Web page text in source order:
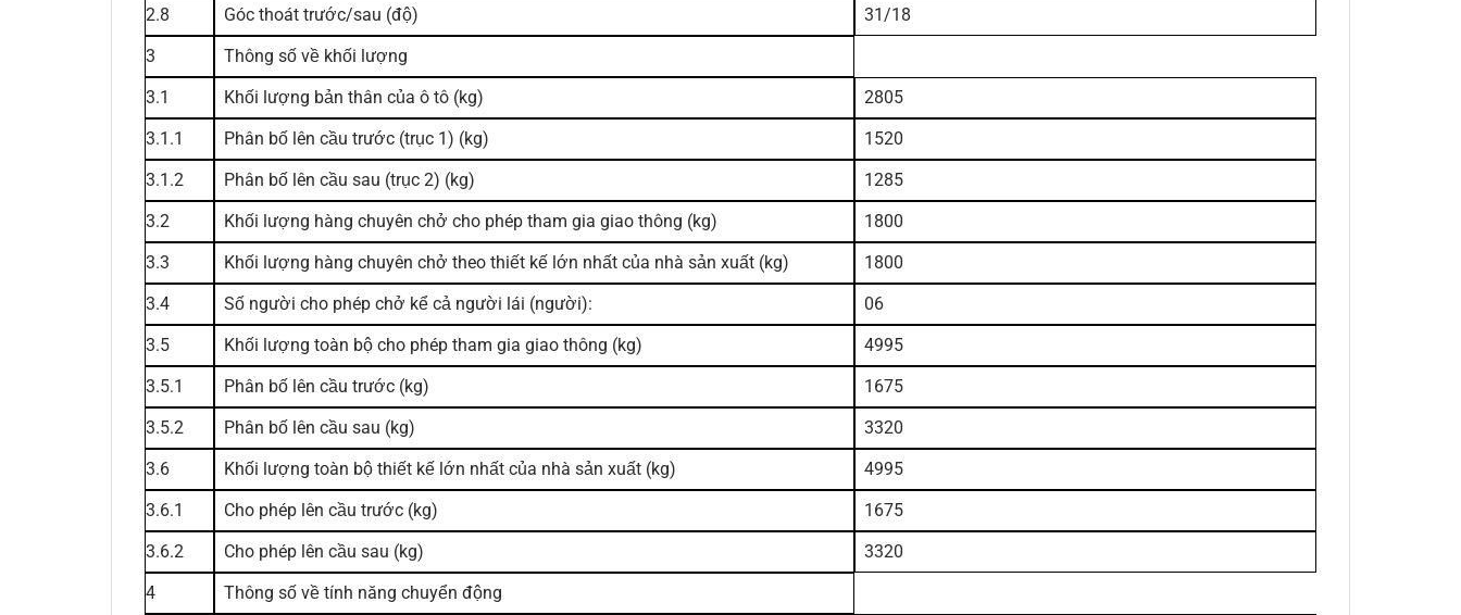
2.8
Góc thoát trước/sau (độ)
31/18
3
Thông số về khối lượng
3.1
Khối lượng bản thân của ô tô (kg)
2805
3.1.1
Phân bố lên cầu trước (trục 1) (kg)
1520
3.1.2
Phân bố lên cầu sau (trục 2) (kg)
1285
3.2
Khối lượng hàng chuyên chở cho phép tham gia giao thông (kg)
1800
3.3
Khối lượng hàng chuyên chở theo thiết kế lớn nhất của nhà sản xuất (kg)
1800
3.4
Số người cho phép chở kể cả người lái (người):
06
3.5
Khối lượng toàn bộ cho phép tham gia giao thông (kg)
4995
3.5.1
Phân bố lên cầu trước (kg)
1675
3.5.2
Phân bố lên cầu sau (kg)
3320
3.6
Khối lượng toàn bộ thiết kế lớn nhất của nhà sản xuất (kg)
4995
3.6.1
Cho phép lên cầu trước (kg)
1675
3.6.2
Cho phép lên cầu sau (kg)
3320
4
Thông số về tính năng chuyển động